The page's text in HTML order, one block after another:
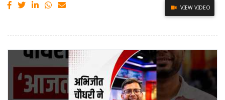
VIEW VIDEO